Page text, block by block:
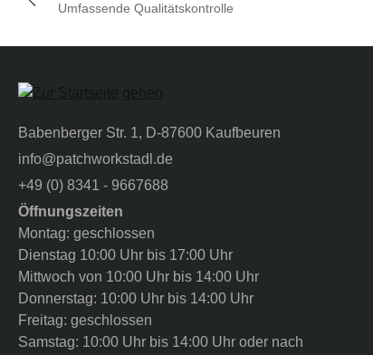
Umfassende Qualitätskontrolle
Babenberger Str. 1, D-87600 Kaufbeuren
info@patchworkstadl.de
+49 (0) 8341 - 9667688
Öffnungszeiten
Montag: geschlossen
Dienstag 10:00 Uhr bis 17:00 Uhr
Mittwoch von 10:00 Uhr bis 14:00 Uhr
Donnerstag: 10:00 Uhr bis 14:00 Uhr
Freitag: geschlossen
Samstag: 10:00 Uhr bis 14:00 Uhr oder nach